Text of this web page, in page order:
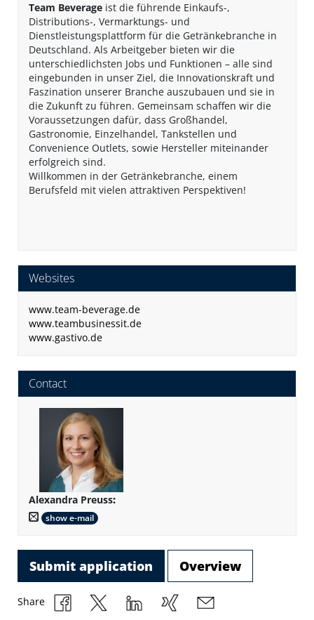
Team Beverage ist die führende Einkaufs-,
Distributions-, Vermarktungs- und
Dienstleistungsplattform für die Getränkebranche in
Deutschland. Als Arbeitgeber bieten wir die
unterschiedlichsten Jobs und Funktionen – alle sind
eingebunden in unser Ziel, die Innovationskraft und
Faszination unserer Branche auszubauen und sie in
die Zukunft zu führen. Gemeinsam schaffen wir die
Voraussetzungen dafür, dass Großhandel,
Gastronomie, Einzelhandel, Tankstellen und
Convenience Outlets, sowie Hersteller miteinander
erfolgreich sind.
Willkommen in der Getränkebranche, einem
Berufsfeld mit vielen attraktiven Perspektiven!
Websites
www.team-beverage.de
www.teambusinessit.de
www.gastivo.de
Contact
Alexandra Preuss:
show e-mail
Submit application Overview
Share